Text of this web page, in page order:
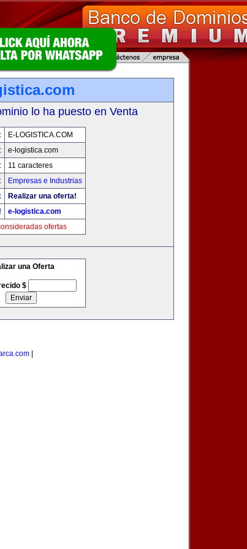
lo ha puesto en Venta
E-LOGISTICA.COM
e-logistica.com
11 caracteres
Empresas e Industrias
Realizar una oferta!
e-logistica.com
ofertas
una Oferta
$